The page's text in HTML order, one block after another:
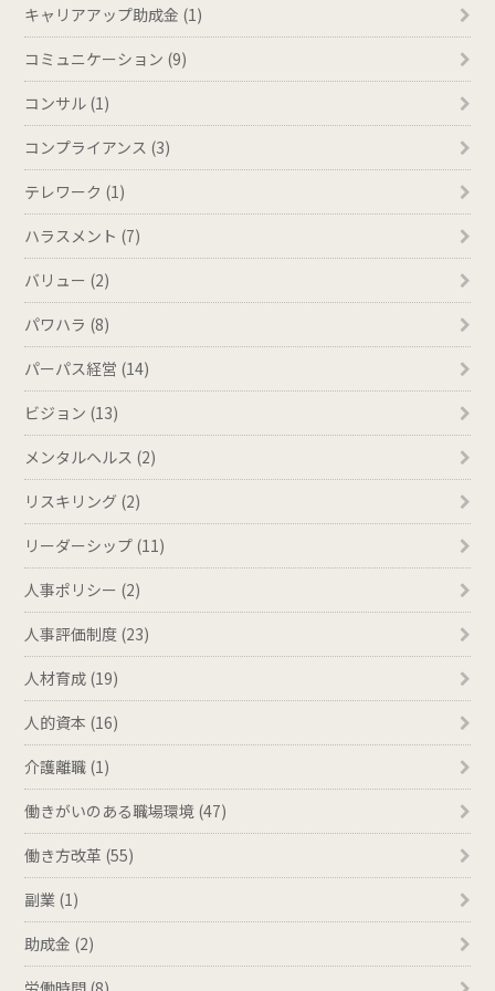
キャリアアップ助成金 (1)
コミュニケーション (9)
コンサル (1)
コンプライアンス (3)
テレワーク (1)
ハラスメント (7)
バリュー (2)
パワハラ (8)
パーパス経営 (14)
ビジョン (13)
メンタルヘルス (2)
リスキリング (2)
リーダーシップ (11)
人事ポリシー (2)
人事評価制度 (23)
人材育成 (19)
人的資本 (16)
介護離職 (1)
働きがいのある職場環境 (47)
働き方改革 (55)
副業 (1)
助成金 (2)